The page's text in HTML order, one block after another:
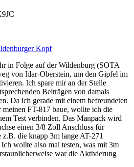
in Folge auf der Wildenburg (SOTA
von Idar-Oberstein, um den Gipfel im
Ich spare mir an der Stelle
Beiträgen von damals
Da ich gerade mit einem befreundeten
FT-817 baue, wollte ich die
Test verbinden. Das Manpack wird
einen 3/8 Zoll Anschluss für
die knapp 3m lange AT-271
wollte also mal testen, was mit 3m
war die Aktivierung